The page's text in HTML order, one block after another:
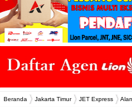
Beranda Jakarta Timur JET Express